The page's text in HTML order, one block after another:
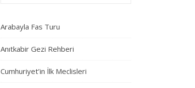
Arabayla Fas Turu
Anıtkabir Gezi Rehberi
Cumhuriyet’in İlk Meclisleri